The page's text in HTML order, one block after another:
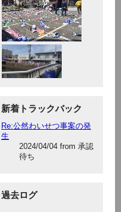
新着トラックバック
Re:公然わいせつ事案の発
生
2024/04/04 from 承認
待ち
過去ログ